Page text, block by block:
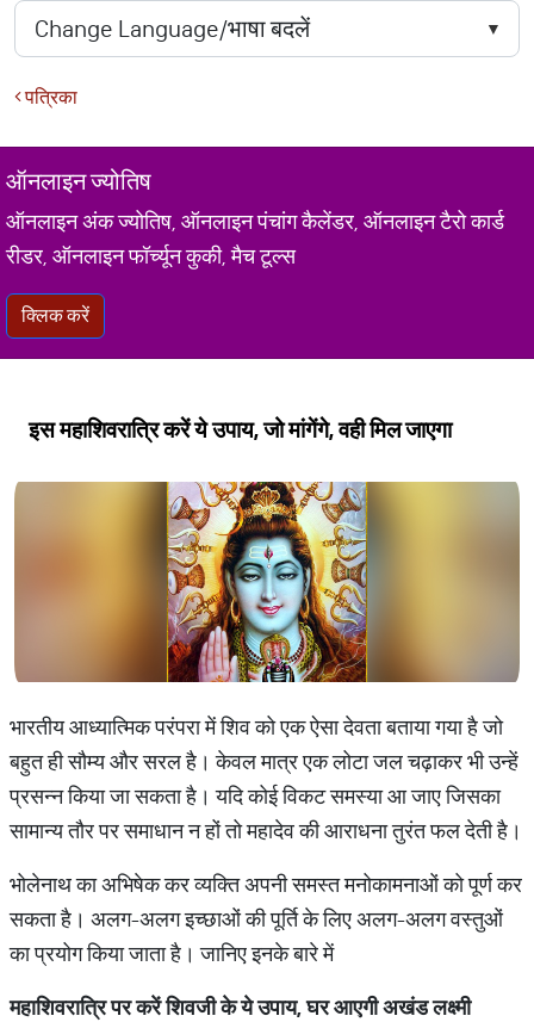
पत्रिका
ऑनलाइन ज्योतिष
ऑनलाइन अंक ज्योतिष, ऑनलाइन पंचांग कैलेंडर, ऑनलाइन टैरो कार्ड
रीडर, ऑनलाइन फॉर्च्यून कुकी, मैच टूल्स
क्लिक करें
इस महाशिवरात्रि करें ये उपाय, जो मांगेंगे, वही मिल जाएगा
भारतीय आध्यात्मिक परंपरा में शिव को एक ऐसा देवता बताया गया है जो
बहुत ही सौम्य और सरल है। केवल मात्र एक लोटा जल चढ़ाकर भी उन्हें
प्रसन्न किया जा सकता है। यदि कोई विकट समस्या आ जाए जिसका
सामान्य तौर पर समाधान न हों तो महादेव की आराधना तुरंत फल देती है।
भोलेनाथ का अभिषेक कर व्यक्ति अपनी समस्त मनोकामनाओं को पूर्ण कर
सकता है। अलग-अलग इच्छाओं की पूर्ति के लिए अलग-अलग वस्तुओं
का प्रयोग किया जाता है। जानिए इनके बारे में
महाशिवरात्रिपरकरेंशिवजीकेयेउपाय,घरआएगीअखंडलक्ष्मी